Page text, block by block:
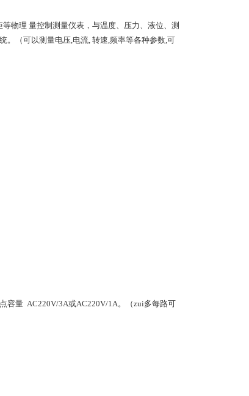
物理 量控制测量仪表，与温度、压力、液位、测
。（可以测量电压,电流, 转速,频率等各种参数,可
容量 AC220V/3A或AC220V/1A。（zui多每路可